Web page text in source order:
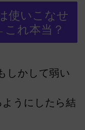
使いこなせ
れ本当？
しかして弱い
うにしたら結